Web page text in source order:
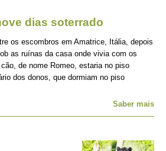
dias soterrado
os escombros em Amatrice, Itália, depois
as ruínas da casa onde vivia com os
de nome Romeo, estaria no piso
dos donos, que dormiam no piso
Saber mais